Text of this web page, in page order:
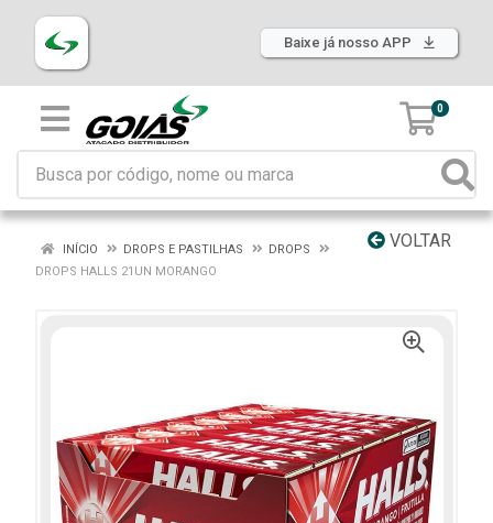
Baixe já nosso APP
0
VOLTAR
INÍCIO DROPS E PASTILHAS
DROPS
DROPS HALLS 21UN MORANGO